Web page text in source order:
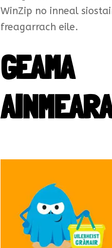
WinZip no inneal
freagarrach eile.
GEAMA